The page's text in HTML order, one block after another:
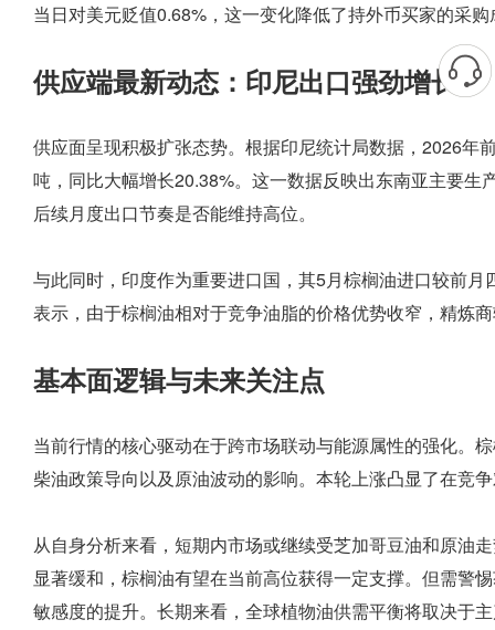
当日对美元贬值0.68%，这一变化降低了持外币买家的采
供应端最新动态：印尼出口强劲增长
供应面呈现积极扩张态势。根据印尼统计局数据，2026年
吨，同比大幅增长20.38%。这一数据反映出东南亚主要
后续月度出口节奏是否能维持高位。
与此同时，印度作为重要进口国，其5月棕榈油进口较前
表示，由于棕榈油相对于竞争油脂的价格优势收窄，精炼
基本面逻辑与未来关注点
当前行情的核心驱动在于跨市场联动与能源属性的强化。
柴油政策导向以及原油波动的影响。本轮上涨凸显了在竞
从自身分析来看，短期内市场或继续受芝加哥豆油和原油
显著缓和，棕榈油有望在当前高位获得一定支撑。但需警
敏感度的提升。长期来看，全球植物油供需平衡将取决于